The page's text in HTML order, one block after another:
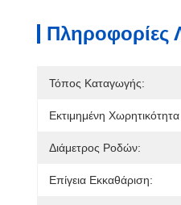
Πληροφορίες
Τόπος Καταγωγής:
Εκτιμημένη
Διάμετρος Ροδών:
Επίγεια Εκκαθάριση: